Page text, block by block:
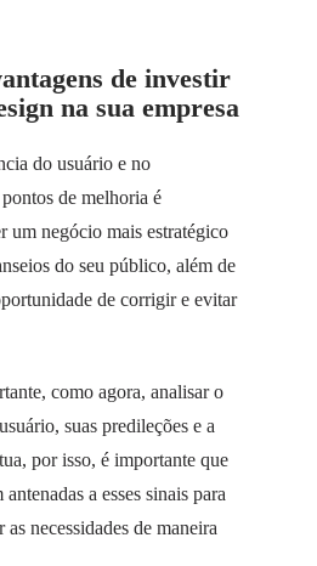
de investir
na sua empresa
do usuário e no
de melhoria é
um negócio mais estratégico
do seu público, além de
de corrigir e evitar
como agora, analisar o
suas predileções e a
por isso, é importante que
antenadas a esses sinais para
necessidades de maneira